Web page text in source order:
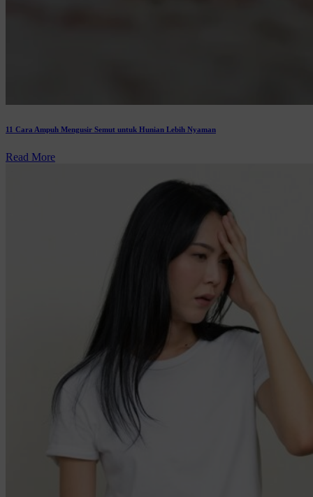
11 Cara Ampuh Mengusir Semut untuk Hunian Lebih Nyaman
Read More